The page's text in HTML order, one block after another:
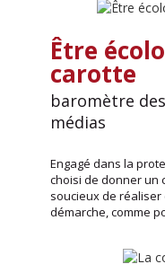
Être
carotte
baromètre
médias
Engagé dans la
choisi de donner un
soucieux de réaliser
démarche, comme